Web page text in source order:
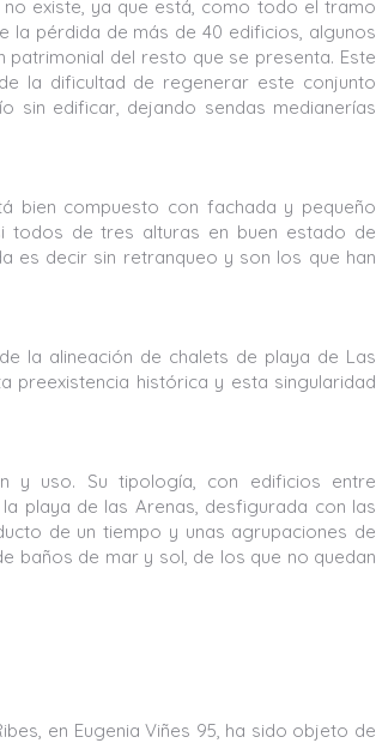
existe, ya que está, como todo el tramo
la pérdida de más de 40 edificios, algunos
del resto que se presenta. Este
la dificultad de regenerar este conjunto
sin edificar, dejando sendas medianerías
bien compuesto con fachada y pequeño
todos de tres alturas en buen estado de
es decir sin retranqueo y son los que han
la alineación de chalets de playa de Las
preexistencia histórica y esta singularidad
y uso. Su tipología, con edificios entre
playa de las Arenas, desfigurada con las
de un tiempo y unas agrupaciones de
baños de mar y sol, de los que no quedan
en Eugenia Viñes 95, ha sido objeto de